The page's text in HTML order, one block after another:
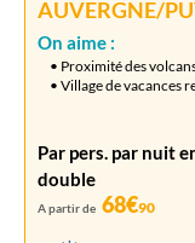
AUVERGNE/
On aime :
• Proximité des
• Village de vacances
Par pers. par nuit
double
A partir de 68€90